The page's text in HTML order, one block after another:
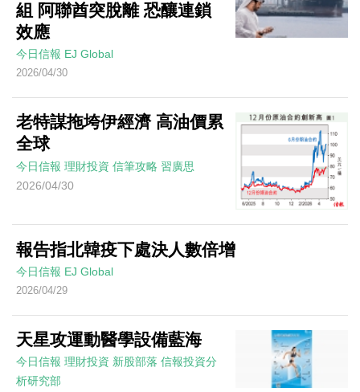
組 阿聯酋突脫離 恐釀連鎖
效應
今日信報 EJ Global
2026/04/30
老特謀拖垮伊經濟 高油價累
全球
今日信報 理財投資 信筆攻略 習廣思
2026/04/30
報告指北韓疫下處決人數倍增
今日信報 EJ Global
2026/04/29
天星攻運動醫學設備藍海
今日信報 理財投資 新股部落 信報投資分
析研究部